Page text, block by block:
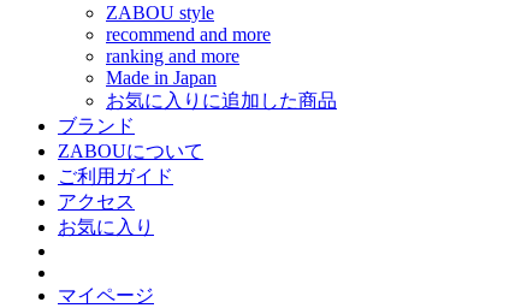
ZABOU style
recommend and more
ranking and more
Made in Japan
お気に入りに追加した商品
ブランド
ZABOUについて
ご利用ガイド
アクセス
お気に入り
マイページ